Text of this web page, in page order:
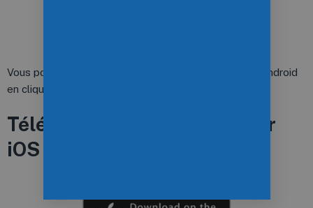
Vous pouvez télécharger l’application sur un appareil android
en cliquant
Télécharger l'application sur
iOS